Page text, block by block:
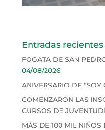
Entradas recientes
FOGATA DE SAN
04/08/2026
ANIVERSARIO DE “SOY
COMENZARON LAS
CURSOS DE
MÁS DE 100 MIL NIÑOS